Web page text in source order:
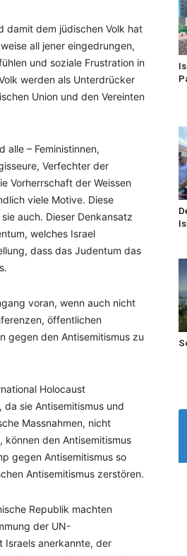
damit dem jüdischen Volk hat
all jener eingedrungen,
und soziale Frustration in
werden als Unterdrücker
Union und den Vereinten
alle – Feministinnen,
Verfechter der
Vorherrschaft der Weissen
viele Motive. Diese
auch. Dieser Denkansatz
welches Israel
dass das Judentum das
voran, wenn auch nicht
öffentlichen
gegen den Antisemitismus zu
Holocaust
sie Antisemitismus und
Massnahmen, nicht
können den Antisemitismus
gegen Antisemitismus so
Antisemitismus zerstören.
Republik machten
der UN-
Israels anerkannte, der